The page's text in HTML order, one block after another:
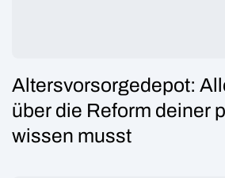
Altersvorsorgedepot:
über die Reform deiner
wissen musst